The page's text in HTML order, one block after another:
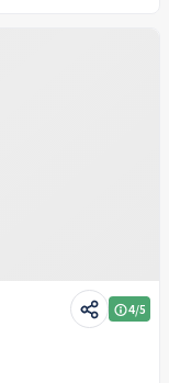
4/5